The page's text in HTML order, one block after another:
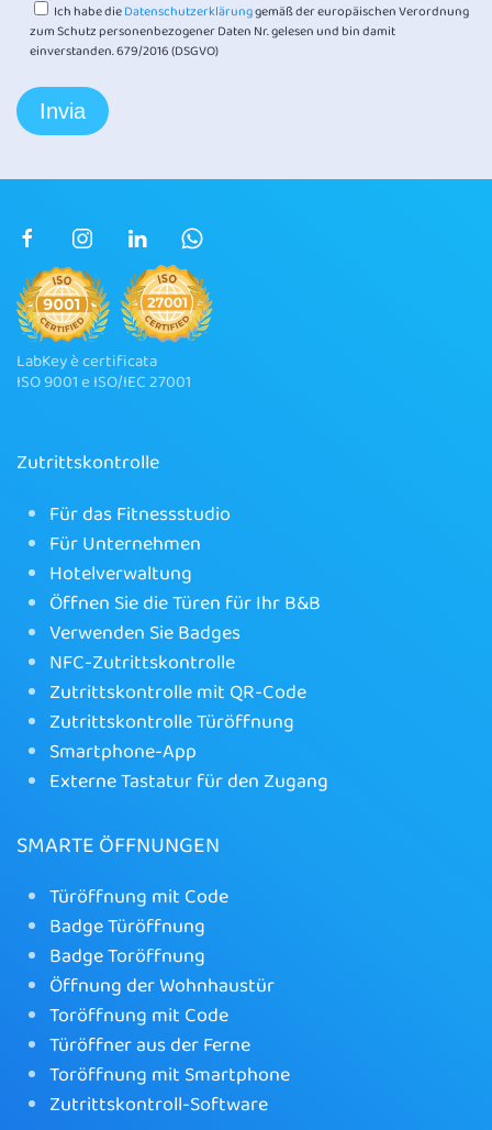
Ich habe dieDatenschutzerklärunggemäß der europäischen Verordnung
zum Schutz personenbezogener Daten Nr. gelesen und bin damit
einverstanden. 679/2016 (DSGVO)
LabKey è certificata
ISO 9001 e ISO/IEC 27001
Zutrittskontrolle
Für das Fitnessstudio
Für Unternehmen
Hotelverwaltung
Öffnen Sie die Türen für Ihr B&B
Verwenden Sie Badges
NFC-Zutrittskontrolle
Zutrittskontrolle mit QR-Code
Zutrittskontrolle Türöffnung
Smartphone-App
Externe Tastatur für den Zugang
SMARTE ÖFFNUNGEN
Türöffnung mit Code
Badge Türöffnung
Badge Toröffnung
Öffnung der Wohnhaustür
Toröffnung mit Code
Türöffner aus der Ferne
Toröffnung mit Smartphone
Zutrittskontroll-Software